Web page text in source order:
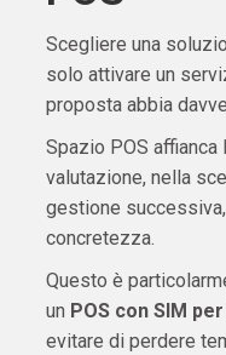
Scegliere una
solo attivare un
proposta abbia
Spazio POS affianca
valutazione, nella
gestione
concretezza.
Questo è
un POS con SIM
evitare di perdere